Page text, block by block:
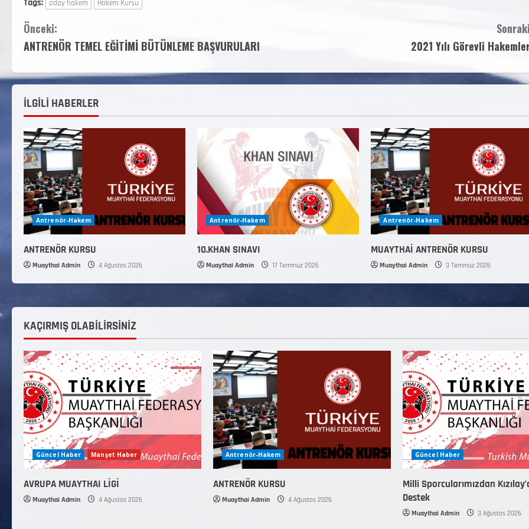
Tags: aday hakem Hakem Kursu
Önceki:
ANTRENÖR TEMEL EĞİTİMİ BÜTÜNLEME BAŞVURULARI
2021 Yılı Görevli
İLGİLİ HABERLER
Antrenör-Hakem
ANTRENÖR KURSU
Muaythai Admin 4 Ağustos 2026
Antrenör-Hakem
10.KHAN SINAVI
Muaythai Admin 17 Temmuz 2026
Antrenör-Hakem
MUAYTHAİ ANTRENÖR KURSU
Muaythai Admin 3 Temmuz 2026
KAÇIRMIŞ OLABİLİRSİNİZ
Güncel Haber Manşet Haber
AVRUPA MUAYTHAI LİGİ
Muaythai Admin 4 Ağustos 2026
Antrenör-Hakem
ANTRENÖR KURSU
Muaythai Admin 4 Ağustos 2026
Güncel Haber
Milli Sporcularımızdan
Destek
Muaythai Admin 3 Ağustos 2026